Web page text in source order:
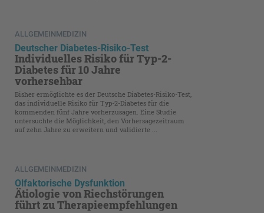
ALLGEMEINMEDIZIN
Deutscher Diabetes-Risiko-Test
Individuelles Risiko für Typ-2-
Diabetes für 10 Jahre
vorhersehbar
Bisher ermöglichte es der Deutsche Diabetes-Risiko-Test,
das individuelle Risiko für Typ-2-Diabetes für die
kommenden fünf Jahre vorherzusagen. Eine Studie
untersuchte die Möglichkeit, den Vorhersagezeitraum
auf zehn Jahre zu erweitern und validierte ...
ALLGEMEINMEDIZIN
Olfaktorische Dysfunktion
Ätiologie von Riechstörungen
führt zu Therapieempfehlungen